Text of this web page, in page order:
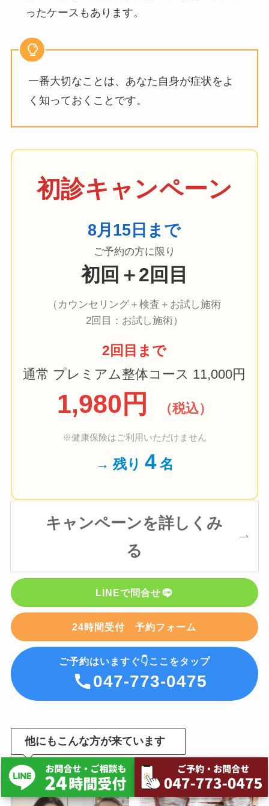
ったケースもあります。
一番大切なことは、あなた自身が症状をよ
く知っておくことです。
初診キャンペーン
8月15 日まで
ご予約の方に限り
初回 ＋2回目
（カウンセリング＋検査＋お試し施術
2回目：お試し施術）
2回目まで
通常 プレミアム整体コース 11,000円
1,980円 （税込）
※健康保険はご利用いただけません
→ 残り 4名
キャンペーンを詳しくみ
る
LINEで問合せ
24時間受付 予約フォーム
ご予約はいますぐ👇ここをタップ
047-773-0475
他にもこんな方が来ています